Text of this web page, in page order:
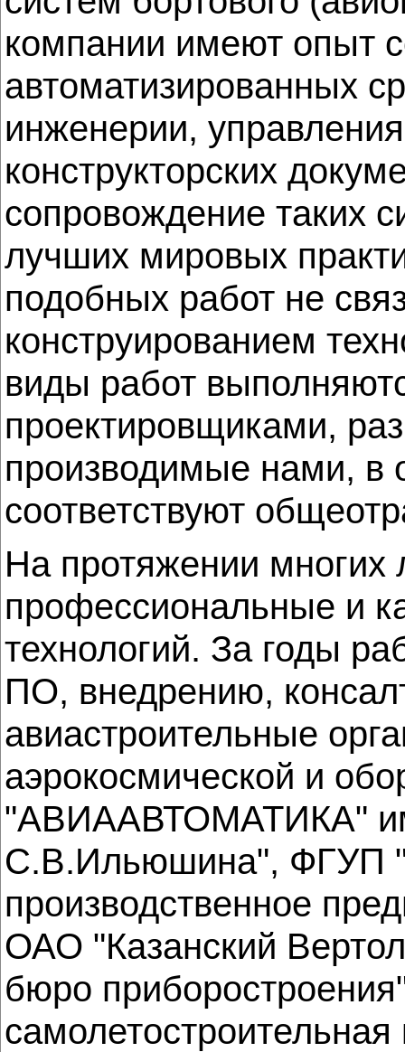
компании имеют опыт
автоматизированных
инженерии,
конструкторских
сопровождение таких
лучших мировых
подобных работ не
конструированием
виды работ
проектировщиками,
производимые нами, в
соответствуют
На протяжении многих
профессиональные и
технологий. За годы
ПО, внедрению,
авиастроительные
аэрокосмической и
"АВИААВТОМАТИКА"
С.В.Ильюшина", ФГУП
производственное
ОАО "Казанский
бюро